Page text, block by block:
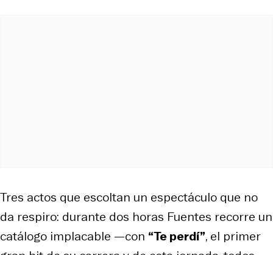
Tres actos que escoltan un espectáculo que no
da respiro: durante dos horas Fuentes recorre un
catálogo implacable —con “Te perdí”, el primer